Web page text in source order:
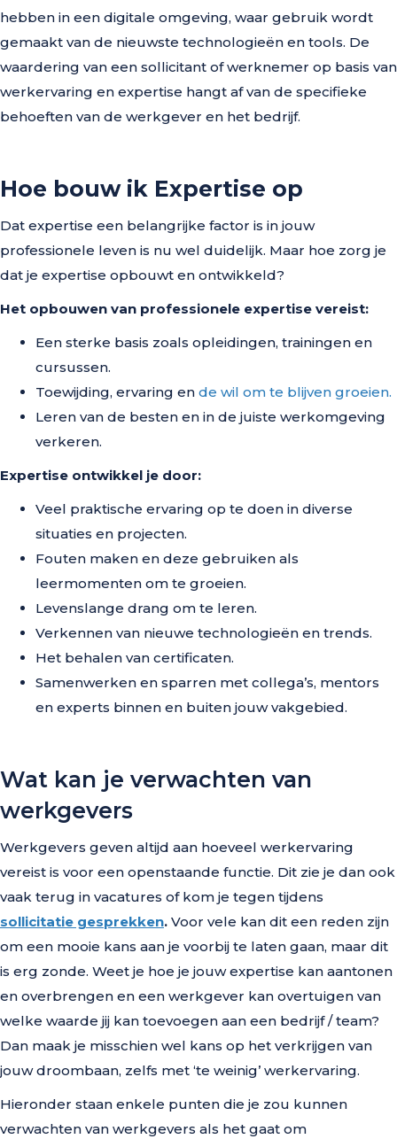
hebben in een digitale omgeving, waar gebruik wordt
gemaakt van de nieuwste technologieën en tools. De
waardering van een sollicitant of werknemer op basis van
werkervaring en expertise hangt af van de specifieke
behoeften van de werkgever en het bedrijf.
Hoe bouw ik Expertise op
Dat expertise een belangrijke factor is in jouw
professionele leven is nu wel duidelijk. Maar hoe zorg je
dat je expertise opbouwt en ontwikkeld?
Het opbouwen van professionele expertise vereist:
Een sterke basis zoals opleidingen, trainingen en
cursussen.
Toewijding, ervaring en de wil om te blijven groeien.
Leren van de besten en in de juiste werkomgeving
verkeren.
Expertise ontwikkel je door:
Veel praktische ervaring op te doen in diverse
situaties en projecten.
Fouten maken en deze gebruiken als
leermomenten om te groeien.
Levenslange drang om te leren.
Verkennen van nieuwe technologieën en trends.
Het behalen van certificaten.
Samenwerken en sparren met collega’s, mentors
en experts binnen en buiten jouw vakgebied.
Wat kan je verwachten van
werkgevers
Werkgevers geven altijd aan hoeveel werkervaring
vereist is voor een openstaande functie. Dit zie je dan ook
vaak terug in vacatures of kom je tegen tijdens
sollicitatie gesprekken. Voor vele kan dit een reden zijn
om een mooie kans aan je voorbij te laten gaan, maar dit
is erg zonde. Weet je hoe je jouw expertise kan aantonen
en overbrengen en een werkgever kan overtuigen van
welke waarde jij kan toevoegen aan een bedrijf / team?
Dan maak je misschien wel kans op het verkrijgen van
jouw droombaan, zelfs met ‘te weinig’ werkervaring.
Hieronder staan enkele punten die je zou kunnen
verwachten van werkgevers als het gaat om